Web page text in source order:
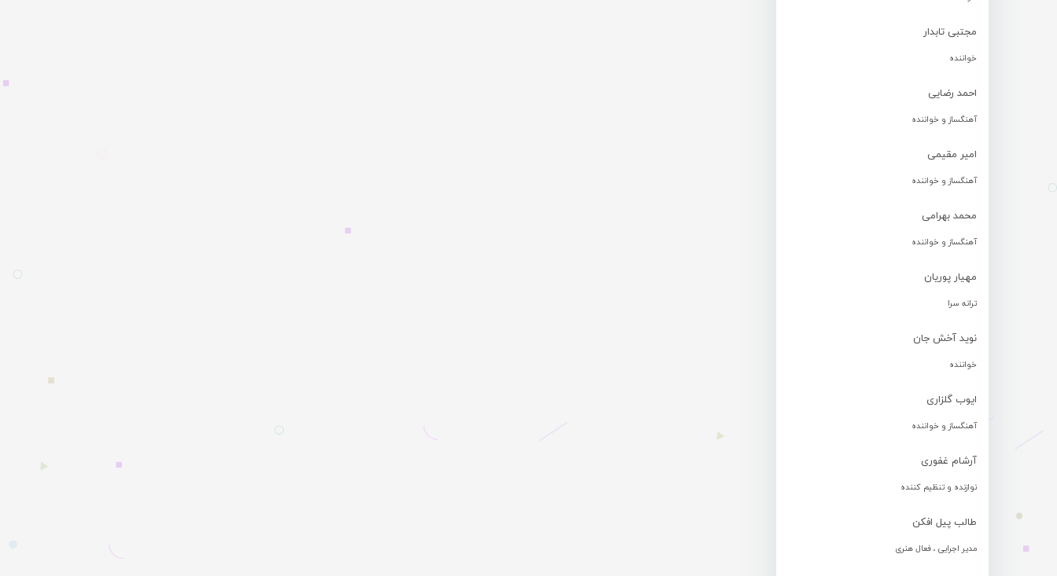
مجتبی تابدار
خواننده
احمد رضایی
آهنگساز و خواننده
امیر مقیمی
آهنگساز و خواننده
محمد بهرامی
آهنگساز و خواننده
مهیار پوریان
ترانه سرا
نوید آخش جان
خواننده
ایوب گلزاری
آهنگساز و خواننده
آرشام غفوری
نوازنده و تنظیم کننده
طالب پیل افکن
مدیر اجرایی ، فعال هنری